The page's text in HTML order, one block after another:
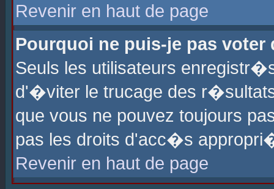
Revenir en haut de page
Pourquoi ne puis-je pas voter
Seuls les utilisateurs
d'�viter le trucage des
que vous ne pouvez toujours
pas les droits d'acc�s
Revenir en haut de page